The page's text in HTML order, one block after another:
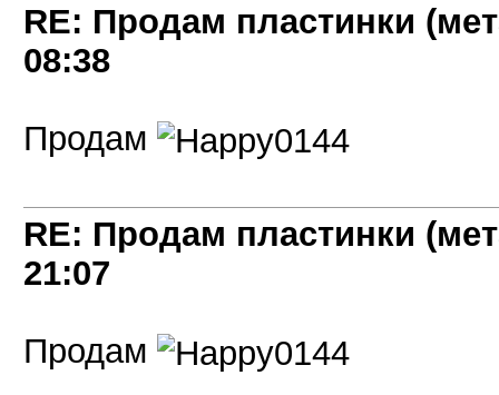
RE: Продам пластинки
08:38
Продам
RE: Продам пластинки
21:07
Продам